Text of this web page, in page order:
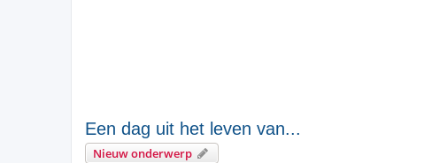
Een dag uit het leven van...
Nieuw onderwerp